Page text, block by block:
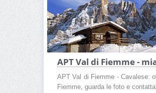
APT Val di Fiemme -
APT Val di Fiemme - Cavalese:
Fiemme, guarda le foto e